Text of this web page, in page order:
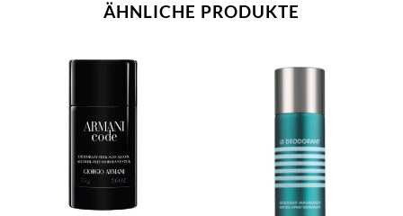
ÄHNLICHE PRODUKTE